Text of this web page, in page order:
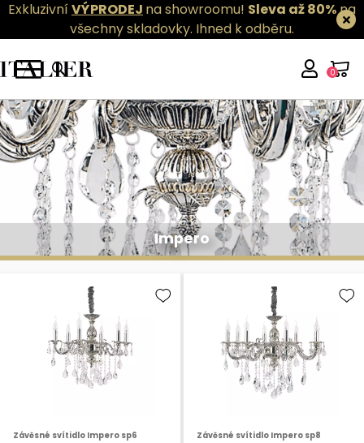
ExkluzivníVÝPRODEJ na showroomu! Sleva až 80%na
všechny skladovky. Ihned k odběru.
0
Impero
Impero
Závěsné svítidlo Impero sp6
Závěsné svítidlo Impero sp8